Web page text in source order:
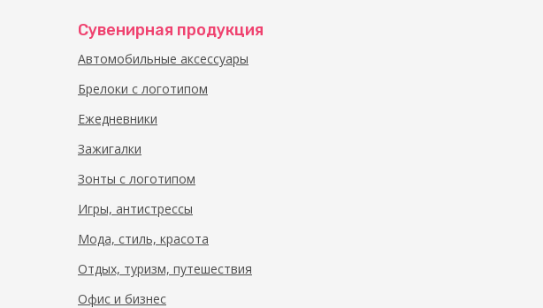
Сувенирная продукция
Автомобильные аксессуары
Брелоки с логотипом
Ежедневники
Зажигалки
Зонты с логотипом
Игры, антистрессы
Мода, стиль, красота
Отдых, туризм, путешествия
Офис и бизнес